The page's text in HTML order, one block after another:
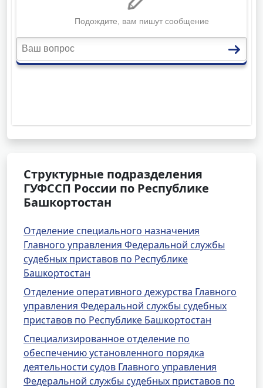
Структурные подразделения
ГУФССП России по Республике
Башкортостан
Отделение специального назначения
Главного управления Федеральной службы
судебных приставов по Республике
Башкортостан
Отделение оперативного дежурства Главного
управления Федеральной службы судебных
приставов по Республике Башкортостан
Специализированное отделение по
обеспечению установленного порядка
деятельности судов Главного управления
Федеральной службы судебных приставов по